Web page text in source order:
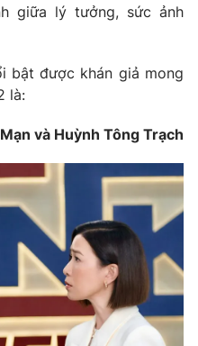
video
VTV Thể thao
động sản
giữa lý tưởng, sức ảnh
bật được khán giả mong
là:
và Huỳnh Tông Trạch